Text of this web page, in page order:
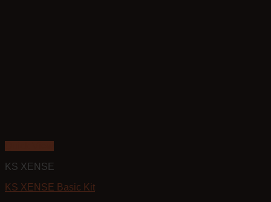
KS XENSE
KS XENSE Basic Kit